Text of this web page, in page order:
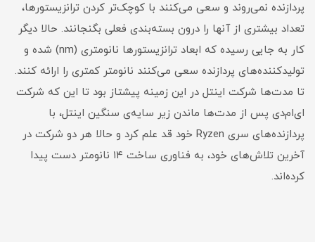
پردازنده نمی‌روند و سعی می‌کنند با کوچک‌تر کردن ترانزیستورها،
تعداد بیشتری از آنها را درون بسته‌بندی فعلی بگنجانند. حالا دیگر
کار به جایی رسیده که ابعاد ترانزیستورها نانومتری (nm) شده و
تولیدکننده‌های پردازنده سعی می‌کنند نانومتر کمتری را ارائه کنند.
تا مدت‌ها شرکت اینتل در این زمینه پیشتاز بود تا این که شرکت
ای‌ام‌دی پس از مدت‌ها ماندن زیر سایه‌ی سنگین اینتل، با
پردازنده‌های سری Ryzen خود قد علم کرد و حالا هر دو شرکت در
آخرین تلاش‌های خود، به فناوری ساخت ۱۴ نانومتر دست پیدا
کرده‌اند.